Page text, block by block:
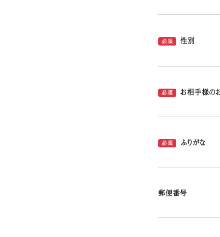
必須 性別
必須 お相手様の
必須 ふりがな
郵便番号